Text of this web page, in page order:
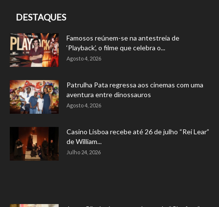
DESTAQUES
Famosos reúnem-se na antestreia de
‘Playback’, o filme que celebra o...
Agosto 4, 2026
Patrulha Pata regressa aos cinemas com uma
aventura entre dinossauros
Agosto 4, 2026
Casino Lisboa recebe até 26 de julho “Rei Lear”
de William...
Julho 24, 2026